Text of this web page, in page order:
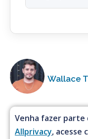
Wallace
Venha fazer parte
Allprivacy, acesse